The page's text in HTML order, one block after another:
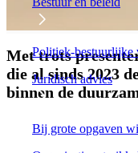
Politiek-bestuurlijke
Juridisch advies
Bij grote opgaven
Met trots
die al sinds 2023
binnen de